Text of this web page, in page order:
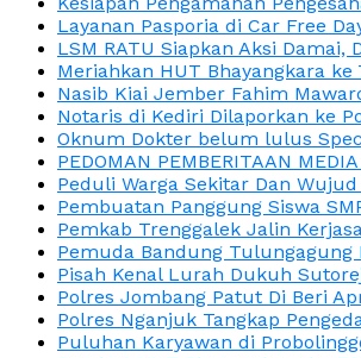
Layanan Pasporia di Car Free
LSM RATU Siapkan Aksi
Meriahkan HUT Bhayangkara
Nasib Kiai Jember Fahim
Notaris di Kediri Dilaporkan ke
Oknum Dokter belum lulus
PEDOMAN PEMBERITAAN MEDIA
Peduli Warga Sekitar Dan
Pembuatan Panggung Siswa
Pemkab Trenggalek Jalin
Pemuda Bandung Tulungagung
Pisah Kenal Lurah Dukuh
Polres Jombang Patut Di Beri
Polres Nganjuk Tangkap
Puluhan Karyawan di